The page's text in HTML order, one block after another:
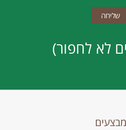
לא לחפור)
מבצעים